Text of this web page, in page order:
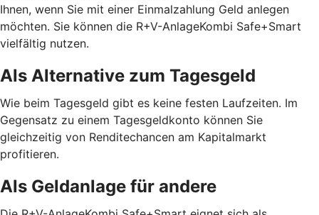
Ihnen, wenn Sie mit einer Einmalzahlung Geld anlegen
möchten. Sie können die R+V-AnlageKombi Safe+Smart
vielfältig nutzen.
Als Alternative zum Tagesgeld
Wie beim Tagesgeld gibt es keine festen Laufzeiten. Im
Gegensatz zu einem Tagesgeldkonto können Sie
gleichzeitig von Renditechancen am Kapitalmarkt
profitieren.
Als Geldanlage für andere